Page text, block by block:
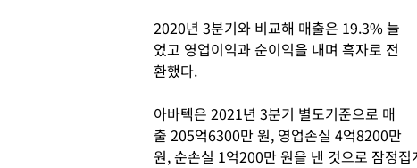
2020년 3분기와 비교해 매출은 19.3% 늘
었고 영업이익과 순이익을 내며 흑자로 전
환했다.
아바텍은 2021년 3분기 별도기준으로 매
출 205억6300만 원, 영업손실 4억8200만
원, 순손실 1억200만 원을 낸 것으로 잠정집